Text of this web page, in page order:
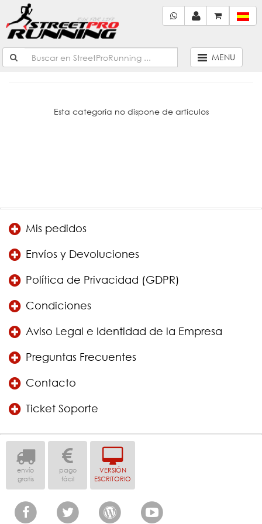
MENU
Esta categoría no dispone de artículos
Mis pedidos
Envíos y Devoluciones
Política de Privacidad (GDPR)
Condiciones
Aviso Legal e Identidad de la Empresa
Preguntas Frecuentes
Contacto
Ticket Soporte
envío
gratis
pago
fácil
VERSIÓN
ESCRITORIO